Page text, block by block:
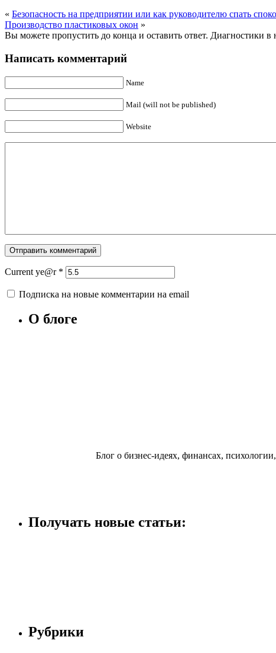
« Безопасность на предприятии или как руководителю спать
Производство пластиковых окон »
Вы можете пропустить до конца и оставить ответ. Диагностики в
Написать комментарий
Name
Mail (will not be published)
Website
Current ye@r *
Подписка на новые комментарии на email
О блоге
Блог о бизнес-идеях, финансах,
Получать новые статьи:
Рубрики